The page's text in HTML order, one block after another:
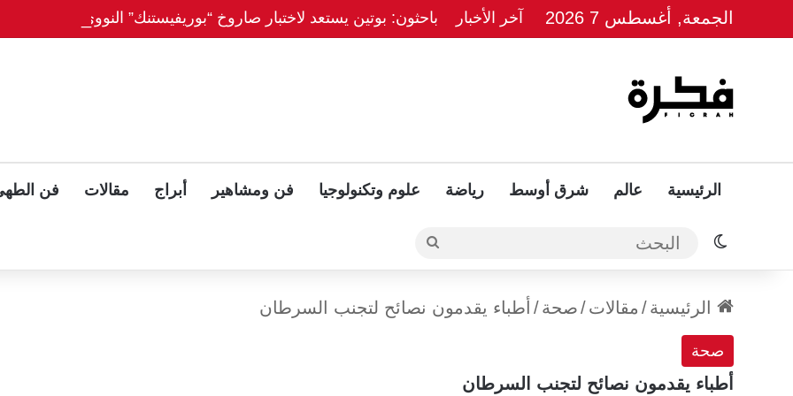
الجمعة, أغسطس 7 2026 آخر الأخبار
الرئيسية عالم شرق أوسط رياضة علوم وتكنولوجيا فن ومشاهير أبراج مقالات فن
الوضع المظلم البحث
الرئيسية/ مقالات/صحة/ أطباء يقدمون نصائح لتجنب السرطان
صحة
أطباء يقدمون نصائح لتجنب السرطان